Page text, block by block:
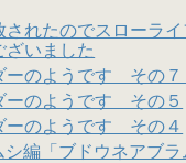
されたのでスロー
ざいました
ーのようです その
ーのようです その５
ーのようです その４
編「ブドウネアブラ